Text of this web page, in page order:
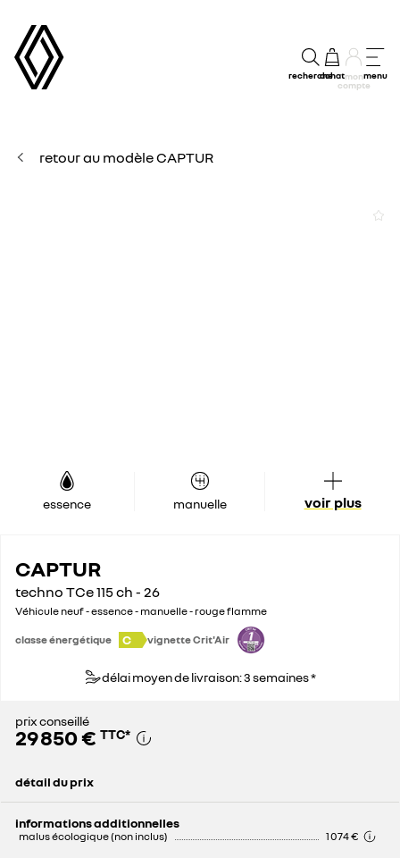
rechercheachatmon
compte
menu
retour au modèle CAPTUR
essence manuelle voir plus
CAPTUR
techno TCe 115 ch - 26
Véhicule neuf - essence - manuelle - rouge flamme
classe énergétique C vignette Crit'Air
délai moyen de livraison: 3 semaines *
prix conseillé
29 850 € TTC*
détail du prix
informations additionnelles
malus écologique (non inclus) 1 074 €